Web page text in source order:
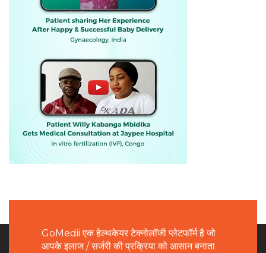
GoMedii एक हेल्थकेयर टेक्नोलॉजी प्लेटफॉर्म है जो
आपके इलाज / सर्जरी की प्रक्रिया को आसान बनाता